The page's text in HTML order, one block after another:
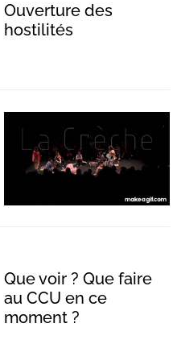
Ouverture des
hostilités
Que voir ? Que faire
au CCU en ce
moment ?